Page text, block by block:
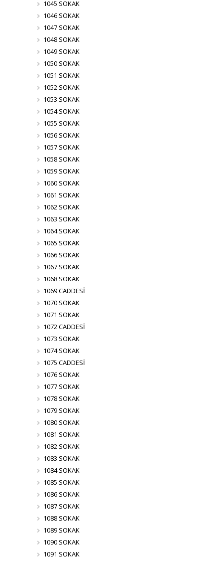
1045 SOKAK
1046 SOKAK
1047 SOKAK
1048 SOKAK
1049 SOKAK
1050 SOKAK
1051 SOKAK
1052 SOKAK
1053 SOKAK
1054 SOKAK
1055 SOKAK
1056 SOKAK
1057 SOKAK
1058 SOKAK
1059 SOKAK
1060 SOKAK
1061 SOKAK
1062 SOKAK
1063 SOKAK
1064 SOKAK
1065 SOKAK
1066 SOKAK
1067 SOKAK
1068 SOKAK
1069 CADDESİ
1070 SOKAK
1071 SOKAK
1072 CADDESİ
1073 SOKAK
1074 SOKAK
1075 CADDESİ
1076 SOKAK
1077 SOKAK
1078 SOKAK
1079 SOKAK
1080 SOKAK
1081 SOKAK
1082 SOKAK
1083 SOKAK
1084 SOKAK
1085 SOKAK
1086 SOKAK
1087 SOKAK
1088 SOKAK
1089 SOKAK
1090 SOKAK
1091 SOKAK